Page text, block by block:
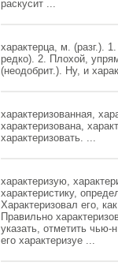
раскусит ...
характерца, м. (разг.).
редко). 2. Плохой,
(неодобрит.). Ну, и
характеризованная,
характеризована,
характеризовать. ...
характеризую,
характеристику,
Характеризовал его,
Правильно
указать, отметить чью-
его характеризуе ...